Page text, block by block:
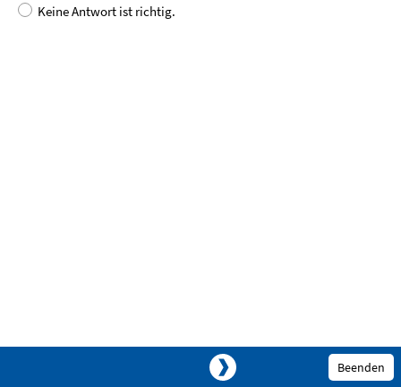
Keine Antwort ist richtig.
Beenden